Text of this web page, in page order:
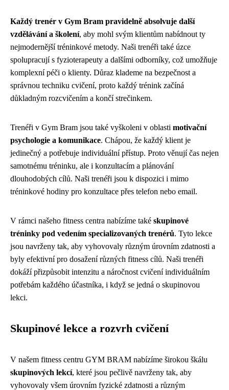
Každý trenér v Gym Bram pravidelně absolvuje další
vzdělávání a školení, aby mohl svým klientům nabídnout ty
nejmodernější tréninkové metody. Naši trenéři také úzce
spolupracují s fyzioterapeuty a dalšími odborníky, což umožňuje
komplexní péči o klienty. Důraz klademe na bezpečnost a
správnou techniku cvičení, proto každý trénink začíná
důkladným rozcvičením a končí strečinkem.
Trenéři v Gym Bram jsou také vyškoleni v oblasti motivační
psychologie a komunikace. Chápou, že každý klient je
jedinečný a potřebuje individuální přístup. Proto věnují čas nejen
samotnému tréninku, ale i konzultacím a plánování
dlouhodobých cílů. Naši trenéři jsou k dispozici i mimo
tréninkové hodiny pro konzultace přes telefon nebo email.
V rámci našeho fitness centra nabízíme také skupinové
tréninky pod vedením specializovaných trenérů. Tyto lekce
jsou navrženy tak, aby vyhovovaly různým úrovním zdatnosti a
byly efektivní pro dosažení různých fitness cílů. Naši trenéři
dokáží přizpůsobit intenzitu a náročnost cvičení individuálním
potřebám každého účastníka, i když se jedná o skupinovou
lekci.
Skupinové lekce a rozvrh cvičení
V našem fitness centru GYM BRAM nabízíme širokou škálu
skupinových lekcí, které jsou pečlivě navrženy tak, aby
vyhovovaly všem úrovním fyzické zdatnosti a různým